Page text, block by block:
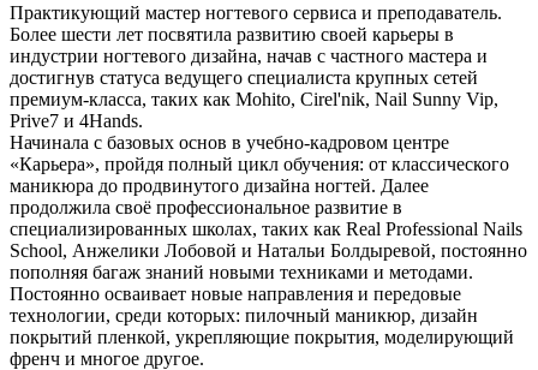
Практикующий мастер ногтевого сервиса и преподаватель.
Более шести лет посвятила развитию своей карьеры в
индустрии ногтевого дизайна, начав с частного мастера и
достигнув статуса ведущего специалиста крупных сетей
премиум-класса, таких как Mohito, Cirel'nik, Nail Sunny Vip,
Prive7 и 4Hands.
Начинала с базовых основ в учебно-кадровом центре
«Карьера», пройдя полный цикл обучения: от классического
маникюра до продвинутого дизайна ногтей. Далее
продолжила своё профессиональное развитие в
специализированных школах, таких как Real Professional Nails
School, Анжелики Лобовой и Натальи Болдыревой, постоянно
пополняя багаж знаний новыми техниками и методами.
Постоянно осваивает новые направления и передовые
технологии, среди которых: пилочный маникюр, дизайн
покрытий пленкой, укрепляющие покрытия, моделирующий
френч и многое другое.